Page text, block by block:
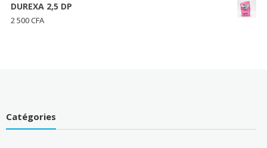
DUREXA 2,5 DP
2 500CFA
Catégories